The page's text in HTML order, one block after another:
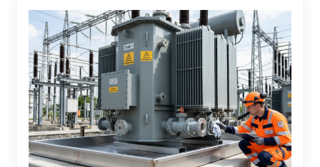
同时具备工程总承包能力、设备整合能力和跨区域交付
能力。